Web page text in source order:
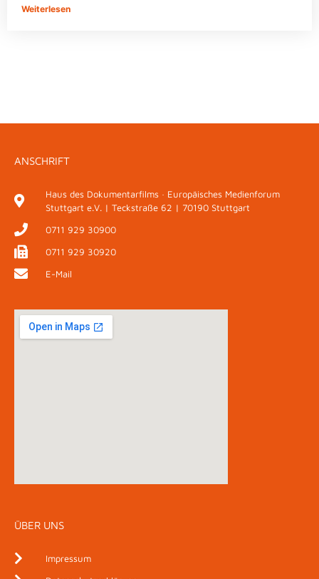
Weiterlesen
ANSCHRIFT
Haus des Dokumentarfilms · Europäisches Medienforum
Stuttgart e.V. | Teckstraße 62 | 70190 Stuttgart
0711 929 30900
0711 929 30920
E-Mail
ÜBER UNS
Impressum